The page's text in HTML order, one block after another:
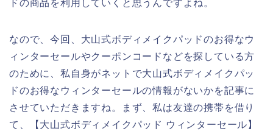
ドの商品を利用していくと思うんですよね。
なので、今回、大山式ボディメイクパッドのお得なウ
ィンターセールやクーポンコードなどを探している方
のために、私自身がネットで大山式ボディメイクパッ
ドのお得なウィンターセールの情報がないかを記事に
させていただきますね。まず、私は友達の携帯を借り
て、【大山式ボディメイクパッド ウィンターセール】